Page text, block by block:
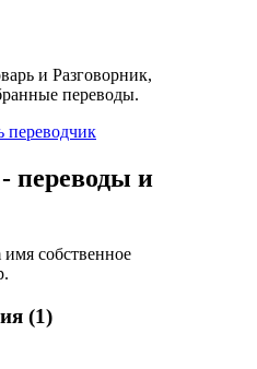
и Разговорник,
переводы.
переводы и
имя собственное
(1)